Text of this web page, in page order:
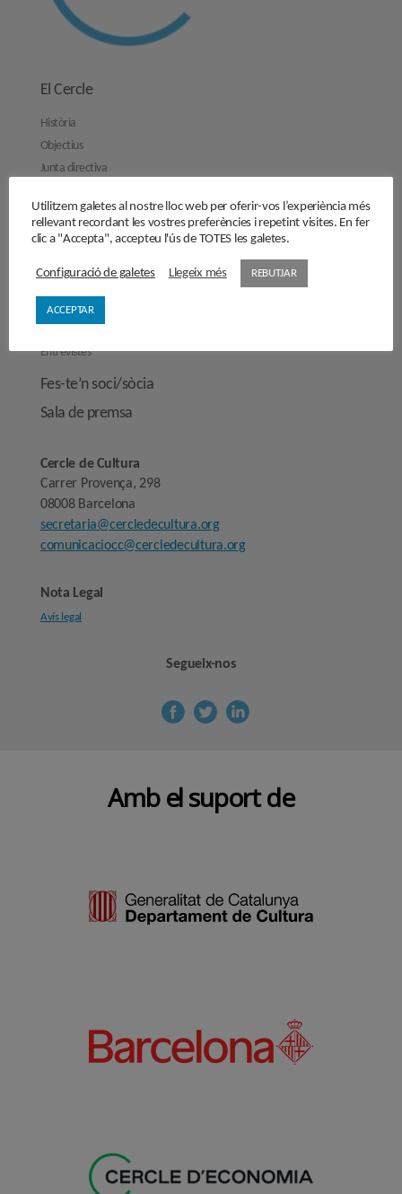
El Cercle
Història
Objectius
Junta directiva
Contacta’ns
Activitats
Reflexions
Opinions
Entrevistes
Fes-te’n soci/sòcia
Sala de premsa
Cercle de Cultura
Carrer Provença, 298
08008 Barcelona
secretaria@cercledecultura.org
comunicaciocc@cercledecultura.org
Nota Legal
Avís legal
Segueix-nos
Amb el suport de
Utilitzem galetes al nostre lloc web per oferir-vos l’experiència més
rellevant recordant les vostres preferències i repetint visites. En fer
clic a "Accepta", accepteu l'ús de TOTES les galetes.
Configuració de galetes Llegeix més REBUTJAR
ACCEPTAR